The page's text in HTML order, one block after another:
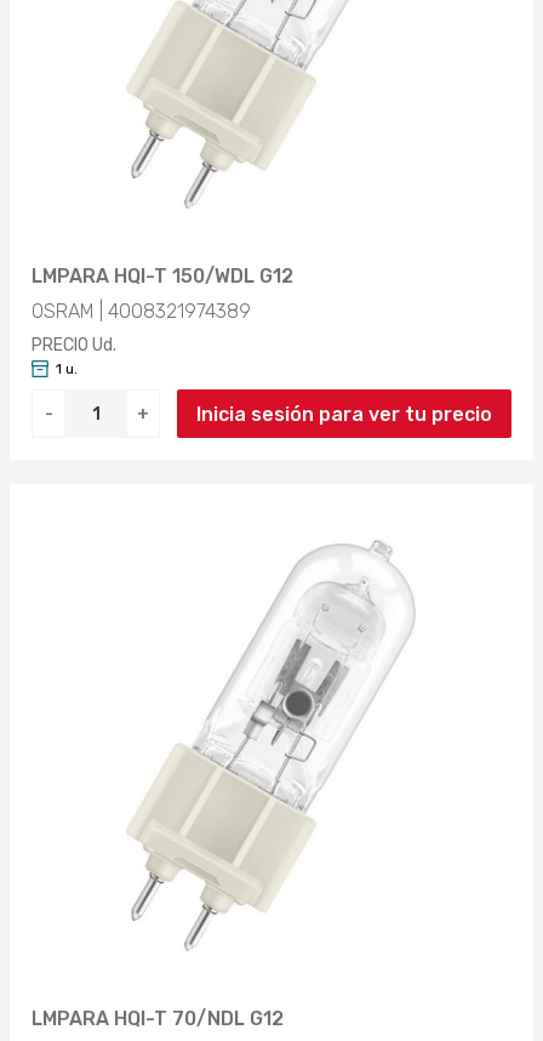
LMPARA HQI-T 150/WDL G12
OSRAM | 4008321974389
PRECIO Ud.
- +
1 u.
Inicia sesión para ver tu precio
LMPARA HQI-T 70/NDL G12